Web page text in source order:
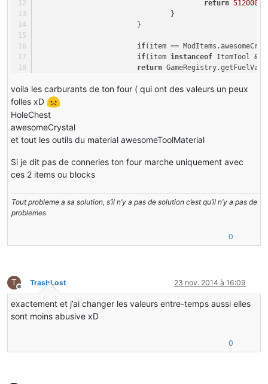
this
(!iterator.hasNext()) {
return null;
entry = (Entry) iterator.next();
} while (!canBeSmelted(itemstack,
}
private boolean canBeSmelted(ItemStack
}
public float
Iterator
iterator = this
Entry entry;
return 0.0f;
entry = (Entry) iterator.next();
}
while
this .canBeSmelted(itemstack,
if
return 512000
}
}
if(item ==
if(item instanceof ItemTool
return
}
voila les carburants de ton four ( qui ont des valeurs un peux
folles xD
HoleChest
awesomeCrystal
et tout les outils du material awesomeToolMaterial
Si je dit pas de conneries ton four marche uniquement avec
ces 2 items ou blocks
Tout probleme a sa solution, s’il n’y a pas de solution c’est qu’il n’y a pas de
problemes
0
T
Hors-ligne
TrashLost 23 nov. 2014 à 16:09
exactement et j’ai changer les valeurs entre-temps aussi elles
sont moins abusive xD
0